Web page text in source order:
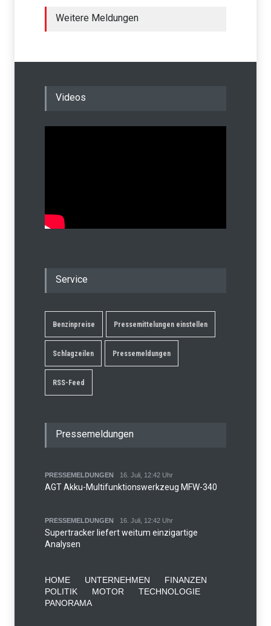
Weitere Meldungen
Videos
Service
Benzinpreise Pressemittelungen einstellen
Schlagzeilen Pressemeldungen
RSS-Feed
Pressemeldungen
PRESSEMELDUNGEN 16. Juli, 12:42 Uhr
AGT Akku-Multifunktionswerkzeug MFW-340
PRESSEMELDUNGEN 16. Juli, 12:42 Uhr
Supertracker liefert weitum einzigartige
Analysen
HOME UNTERNEHMEN
FINANZEN
POLITIK
MOTOR
TECHNOLOGIE
PANORAMA